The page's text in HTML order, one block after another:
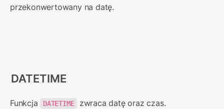
przekonwertowany na datę.
DATETIME
Funkcja DATETIME zwraca datę oraz czas.